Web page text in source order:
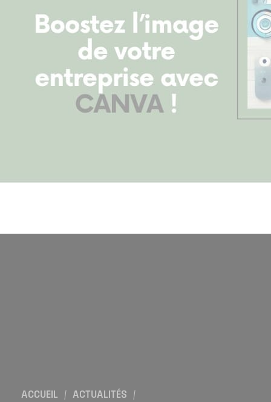
Contact
Location de salles
Trouver un artisan
Devenir adhérent
Espace adhérent
ACCUEIL / ACTUALITÉS
/